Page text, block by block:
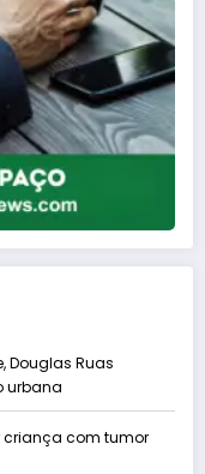
Douglas Ruas
urbana
criança com tumor